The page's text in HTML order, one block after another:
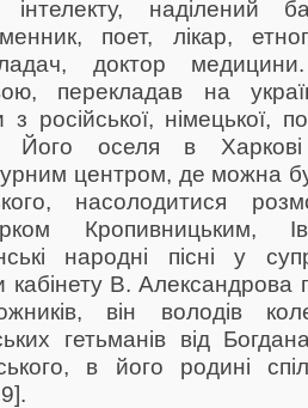
наділений
поет, лікар,
доктор
перекладав на
з російської, німецької,
Його оселя в
центром, де можна
насолодитися
Кропивницьким,
народні пісні у
кабінету В.
він володів
гетьманів від
в його родині